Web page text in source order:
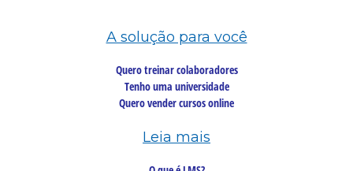
A solução para você
Quero treinar colaboradores
Tenho uma universidade
Quero vender cursos online
Leia mais